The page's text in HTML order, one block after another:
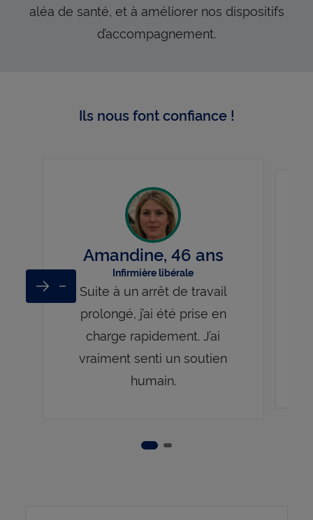
aléa de santé, et à améliorer nos dispositifs
d’accompagnement.
Ils nous font confiance !
Previous
Amandine, 46 ans
Infirmière libérale
Suite à un arrêt de travail
prolongé, j’ai été prise en
charge rapidement. J’ai
vraiment senti un soutien
humain.
Next